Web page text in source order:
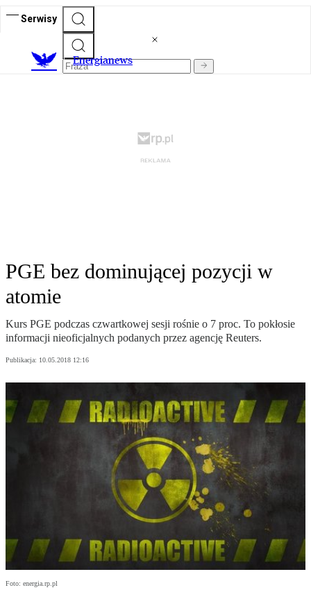
Serwisy
Energianews
PGE bez dominującej pozycji w
atomie
Kurs PGE podczas czwartkowej sesji rośnie o 7 proc. To pokłosie
informacji nieoficjalnych podanych przez agencję Reuters.
Publikacja: 10.05.2018 12:16
Foto: energia.rp.pl